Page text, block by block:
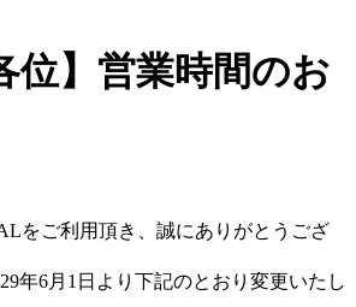
位】営業時間のお
をご利用頂き、誠にありがとうござ
年6月1日より下記のとおり変更いたし